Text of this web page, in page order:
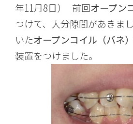
年11月8日） 前回オープン
つけて、大分隙間があきま
いたオープンコイル（バネ）
装置をつけました。